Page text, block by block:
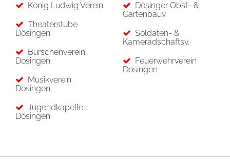
König Ludwig Verein
Theaterstube
Dösingen
Burschenverein
Dösingen
Musikverein
Dösingen
Jugendkapelle
Dösingen
Dösinger Obst- &
Gartenbauv.
Soldaten- &
Kameradschaftsv.
Feuerwehrverein
Dösingen